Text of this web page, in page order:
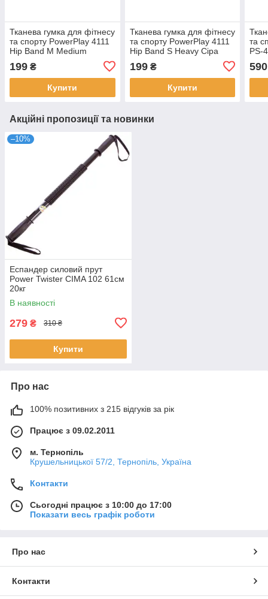
Тканева гумка для фітнесу
та спорту PowerPlay 4111
Hip Band M Medium
199 ₴
Купити
Тканева гумка для фітнесу
та спорту PowerPlay 4111
Hip Band S Heavy Сіра
199₴
Купити
та
PS-
590
Акційні пропозиції та новинки
–10%
Еспандер силовий прут
Power Twister CIMA 102 61см
20кг
В наявності
279 ₴ 310 ₴
Купити
Про нас
100% позитивних з 215 відгуків за рік
Працює з 09.02.2011
м. Тернопіль
Крушельницької 57/2, Тернопіль, Україна
Контакти
Сьогодні працює з 10:00 до 17:00
Показати весь графік роботи
Про нас
Контакти